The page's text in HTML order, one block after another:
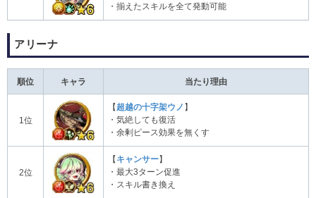
・揃えたスキルを全て発動可能
アリーナ
順位 キャラ 当たり理由
1位
【超越の十字架ウノ 】
・気絶しても復活
・余剰ピース効果を無くす
2位
【 キャンサー】
・最大3ターン促進
・スキル書き換え